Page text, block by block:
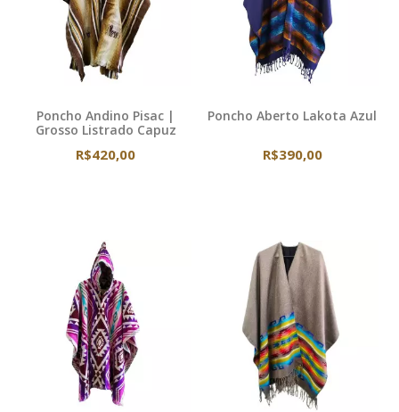
Poncho Andino Pisac |
Grosso Listrado Capuz
R$420,00
Poncho Aberto Lakota Azul
R$390,00